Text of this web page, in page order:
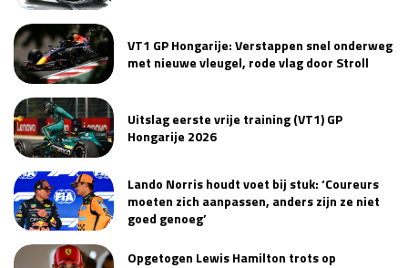
VT1 GP Hongarije: Verstappen snel onderweg
met nieuwe vleugel, rode vlag door Stroll
Uitslag eerste vrije training (VT1) GP
Hongarije 2026
Lando Norris houdt voet bij stuk: ‘Coureurs
moeten zich aanpassen, anders zijn ze niet
goed genoeg’
Opgetogen Lewis Hamilton trots op